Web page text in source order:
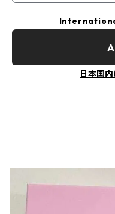
日本国